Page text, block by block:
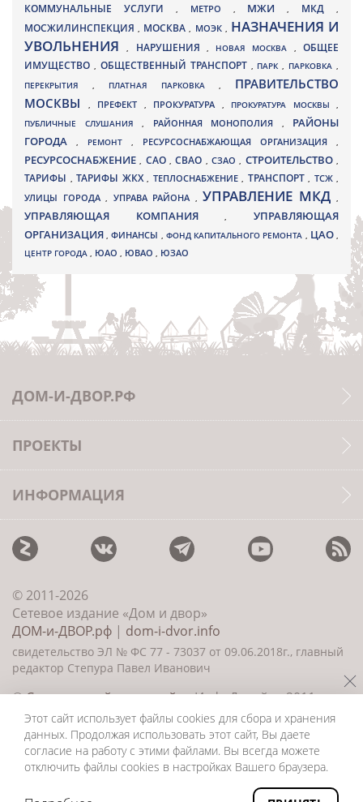
КОММУНАЛЬНЫЕ УСЛУГИ , МЕТРО , МЖИ, МКД ,
МОСЖИЛИНСПЕКЦИЯ, МОСКВА , МОЭК , НАЗНАЧЕНИЯ И
УВОЛЬНЕНИЯ, НАРУШЕНИЯ , НОВАЯ МОСКВА ,ОБЩЕЕ
ИМУЩЕСТВО , ОБЩЕСТВЕННЫЙ ТРАНСПОРТ , ПАРК, ПАРКОВКА ,
ПЕРЕКРЫТИЯ , ПЛАТНАЯ ПАРКОВКА , ПРАВИТЕЛЬСТВО
МОСКВЫ
, ПРЕФЕКТ , ПРОКУРАТУРА , ПРОКУРАТУРА МОСКВЫ ,
ПУБЛИЧНЫЕ СЛУШАНИЯ , РАЙОННАЯ МОНОПОЛИЯ , РАЙОНЫ
ГОРОДА
, РЕМОНТ , РЕСУРСОСНАБЖАЮЩАЯ ОРГАНИЗАЦИЯ ,
РЕСУРСОСНАБЖЕНИЕ, САО,СВАО ,СЗАО, СТРОИТЕЛЬСТВО,
ТАРИФЫ , ТАРИФЫ ЖКХ , ТЕПЛОСНАБЖЕНИЕ , ТРАНСПОРТ , ТСЖ ,
УЛИЦЫ ГОРОДА , УПРАВА РАЙОНА , УПРАВЛЕНИЕ МКД ,
УПРАВЛЯЮЩАЯ КОМПАНИЯ,УПРАВЛЯЮЩАЯ
ОРГАНИЗАЦИЯ,ФИНАНСЫ , ФОНД КАПИТАЛЬНОГО РЕМОНТА , ЦАО,
ЦЕНТР ГОРОДА , ЮАО , ЮВАО , ЮЗАО
ДОМ-И-ДВОР.РФ
ПРОЕКТЫ
ИНФОРМАЦИЯ
© 2011-2026
Сетевое издание «Дом и двор»
ДОМ-и-ДВОР.рф | dom-i-dvor.info
свидетельство ЭЛ № ФС 77 - 73037 от 09.06.2018г., главный
редактор Степура Павел Иванович
©Создание сайта и дизайн«ИнфоДизайн» 2011—
2026
Этот сайт использует файлы cookies для сбора и хранения
данных. Продолжая использовать этот сайт, Вы даете
согласие на работу с этими файлами. Вы всегда можете
отключить файлы cookies в настройках Вашего браузера.